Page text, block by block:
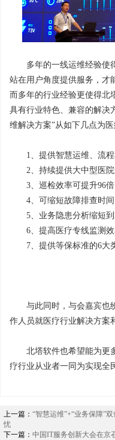
多年的一线运维经验使
站在用户角度提供服务，才
而多年的行业经验更使得北
具有行业特色、兼容的解决
维解决方案”从如下几点为
1、提供智慧运维、流
2、持续提供大中型医院
3、巡检效率可提升96倍
4、可缩短故障排查时间
5、业务隐患分析缩短到
6、提高医疗专线监测效
7、提供等保标准的6大
与此同时，与会嘉宾也
作人员就医疗行业解决方案
北塔软件也希望能为更
疗行业从业者一同为实现全
上一篇： “智慧运维”+“业务保障”
忧
下一篇： 中国IT服务创新大会在京